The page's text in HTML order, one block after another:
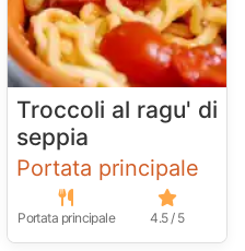
Troccoli al ragu' di
seppia
Portata principale
Portata principale 4.5 / 5